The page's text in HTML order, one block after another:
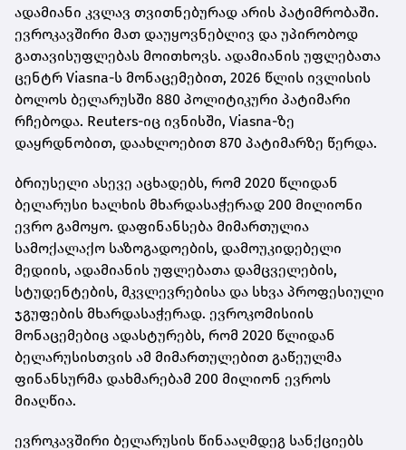
ადამიანი კვლავ თვითნებურად არის პატიმრობაში.
ევროკავშირი მათ დაუყოვნებლივ და უპირობოდ
გათავისუფლებას მოითხოვს. ადამიანის უფლებათა
ცენტრ Viasna-ს მონაცემებით, 2026 წლის ივლისის
ბოლოს ბელარუსში 880 პოლიტიკური პატიმარი
რჩებოდა. Reuters-იც ივნისში, Viasna-ზე
დაყრდნობით, დაახლოებით 870 პატიმარზე წერდა.
ბრიუსელი ასევე აცხადებს, რომ 2020 წლიდან
ბელარუსი ხალხის მხარდასაჭერად 200 მილიონი
ევრო გამოყო. დაფინანსება მიმართულია
სამოქალაქო საზოგადოების, დამოუკიდებელი
მედიის, ადამიანის უფლებათა დამცველების,
სტუდენტების, მკვლევრებისა და სხვა პროფესიული
ჯგუფების მხარდასაჭერად. ევროკომისიის
მონაცემებიც ადასტურებს, რომ 2020 წლიდან
ბელარუსისთვის ამ მიმართულებით გაწეულმა
ფინანსურმა დახმარებამ 200 მილიონ ევროს
მიაღწია.
ევროკავშირი ბელარუსის წინააღმდეგ სანქციებს